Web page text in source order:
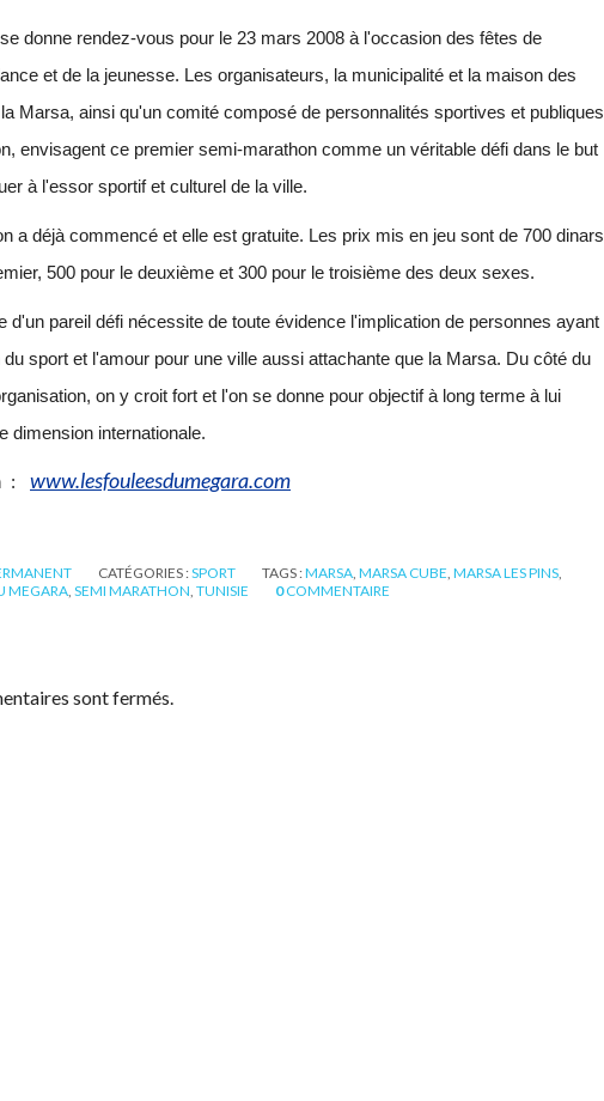
donne rendez-vous pour le 23 mars 2008 à l'occasion des fêtes de
et de la jeunesse. Les organisateurs, la municipalité et la maison des
Marsa, ainsi qu'un comité composé de personnalités sportives et publiques
envisagent ce premier semi-marathon comme un véritable défi dans le but
à l'essor sportif et culturel de la ville.
a déjà commencé et elle est gratuite. Les prix mis en jeu sont de 700 dinars
500 pour le deuxième et 300 pour le troisième des deux sexes.
d'un pareil défi nécessite de toute évidence l'implication de personnes ayant
du sport et l'amour pour une ville aussi attachante que la Marsa. Du côté du
on y croit fort et l'on se donne pour objectif à long terme à lui
dimension internationale.
: www.lesfouleesdumegara.com
CATÉGORIES :SPORT TAGS :MARSA, MARSA CUBE, MARSA LES PINS,
MEGARA SEMI MARATHON TUNISIE 0 COMMENTAIRE
sont fermés.